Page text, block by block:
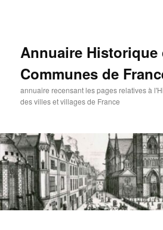
Annuaire Historique
Communes de
annuaire recensant les pages relatives à
des villes et villages de France